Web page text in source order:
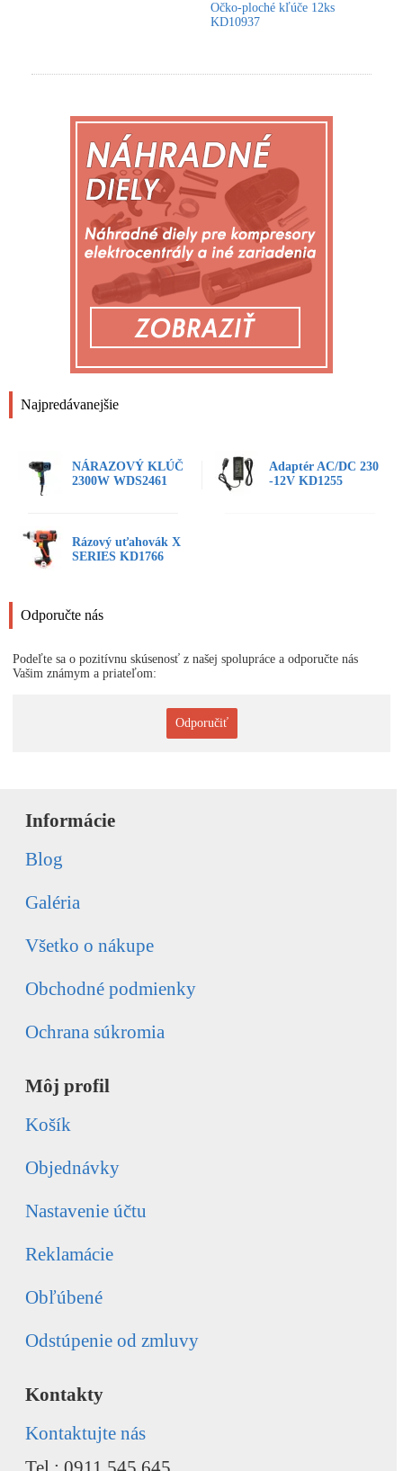
Najpredávanejšie
NÁRAZOVÝ KLÚČ
2300W WDS2461
Adaptér AC/DC 230
-12V KD1255
Rázový uťahovák X
SERIES KD1766
Odporučte nás
Podeľte sa o pozitívnu skúsenosť z našej spolupráce a odporučte nás
Vašim známym a priateľom:
Odporučiť
Očko-ploché kľúče 12ks
KD10937
Informácie
Blog
Galéria
Všetko o nákupe
Obchodné podmienky
Ochrana súkromia
Môj profil
Košík
Objednávky
Nastavenie účtu
Reklamácie
Obľúbené
Odstúpenie od zmluvy
Kontakty
Kontaktujte nás